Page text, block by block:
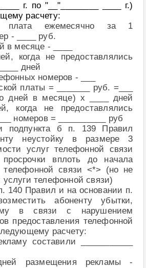
г. по "__"________ ____ г.)
расчету:
плата ежемесячно за 1
- ____ руб.
в месяце - ____
когда не предоставлялись
дней
номеров - ___
платы = _______ руб. =___
дней в месяце) х ____ дней
когда не предоставлялись
номеров = __________ руб
подпункта б п. 139 Правил
неустойку в размере 3
услуг телефонной связи
вплоть до начала
телефонной связи <*> (но не
телефонной связи)
140 Правил и на основании п.
абоненту убытки,
в связи с нарушением
предоставления телефонной
расчету:
составили ___________
размещения рекламы -